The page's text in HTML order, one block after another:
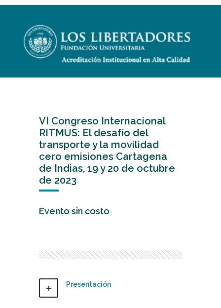
VI Congreso Internacional
RITMUS: El desafío del
transporte y la movilidad
cero emisiones Cartagena
de Indias, 19 y 20 de octubre
de 2023
Evento sin costo
Presentación